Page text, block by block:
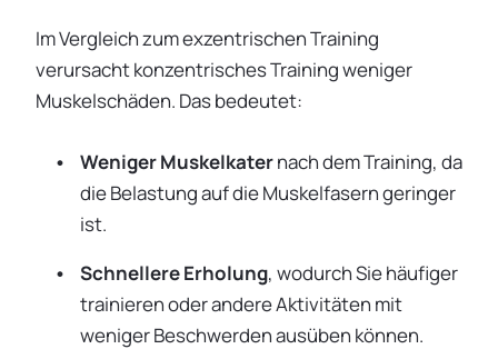
Im Vergleich zum exzentrischen Training
verursacht konzentrisches Training weniger
Muskelschäden. Das bedeutet:
Weniger Muskelkaternach dem Training, da
die Belastung auf die Muskelfasern geringer
ist.
Schnellere Erholung, wodurch Sie häufiger
trainieren oder andere Aktivitäten mit
weniger Beschwerden ausüben können.